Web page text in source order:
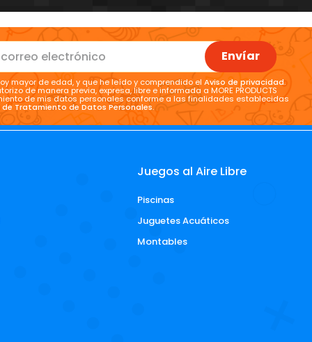
Envíar
mayor de edad, y que he leído y comprendido elAviso de privacidad.
de manera previa, expresa, libre e informada a MORE PRODUCTS
de mis datos personales conforme a las finalidades establecidas
Tratamiento de Datos Personales.
Juegos al Aire Libre
Piscinas
Juguetes Acuáticos
Montables